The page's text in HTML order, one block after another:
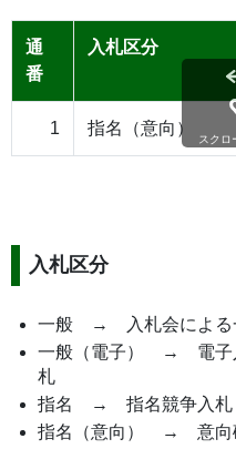
通
番
入札区分
1 指名（意向）
スクロ
入札区分
一般 → 入札会による
一般（電子） → 電子
札
指名 → 指名競争入札
指名（意向） → 意向